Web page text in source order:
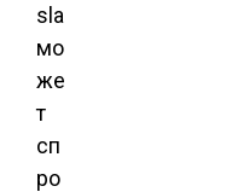
sla
мо
же
т
сп
ро